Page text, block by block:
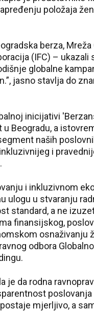
položaja
berza, Mreža
(IFC) – ukazali
globalne
jasno stavlja do
inicijativi
Beogradu, a
naših
i
i inkluzivnom
ulogu u stvaranju
standard, a ne
finansijskog,
osnaživanju
odbora
je da rodna
mjerljivo, a